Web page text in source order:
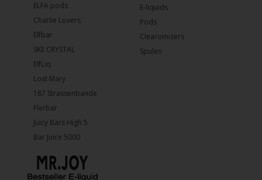
E-liquids
Pods
Clearomizers
Spulen
ELFA pods
Charlie Lovers
Elfbar
SKE CRYSTAL
ElfLiq
Lost Mary
187 Strassenbande
Flerbar
Juicy Bars High 5
Bar Juice 5000